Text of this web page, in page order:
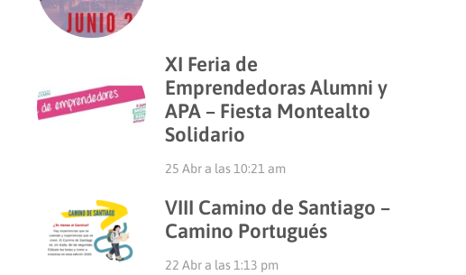
XI Feria de
Emprendedoras Alumni y
APA – Fiesta Montealto
Solidario
25 Abr a las 10:21 am
VIII Camino de Santiago –
Camino Portugués
22 Abr a las 1:13 pm